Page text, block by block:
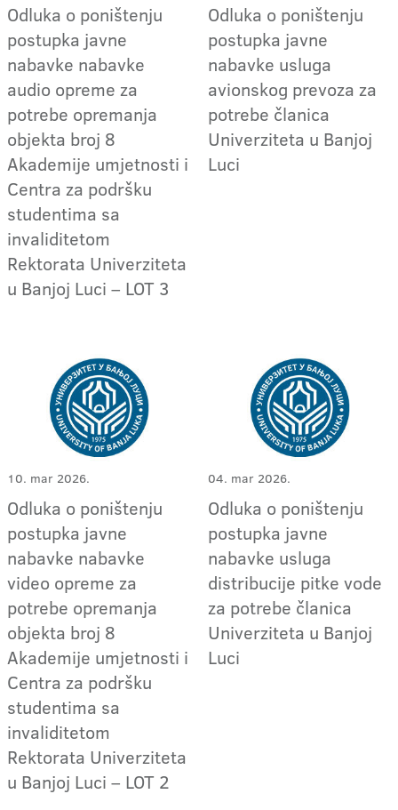
Odluka o poništenju
postupka javne
nabavke nabavke
audio opreme za
potrebe opremanja
objekta broj 8
Akademije umjetnosti i
Centra za podršku
studentima sa
invaliditetom
Rektorata Univerziteta
u Banjoj Luci – LOT 3
Odluka o poništenju
postupka javne
nabavke usluga
avionskog prevoza za
potrebe članica
Univerziteta u Banjoj
Luci
10. mar 2026.
Odluka o poništenju
postupka javne
nabavke nabavke
video opreme za
potrebe opremanja
objekta broj 8
Akademije umjetnosti i
Centra za podršku
studentima sa
invaliditetom
Rektorata Univerziteta
u Banjoj Luci – LOT 2
04. mar 2026.
Odluka o poništenju
postupka javne
nabavke usluga
distribucije pitke vode
za potrebe članica
Univerziteta u Banjoj
Luci